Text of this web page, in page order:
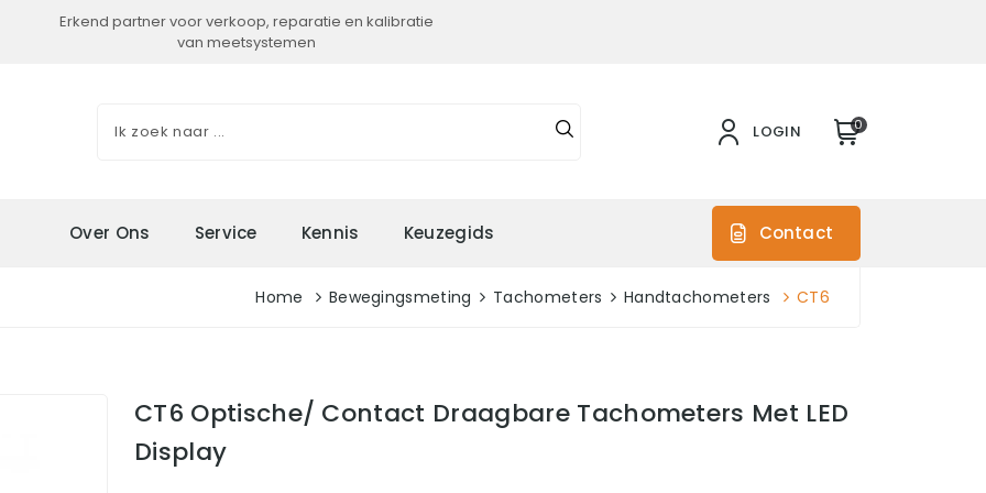
Erkend partner voor verkoop, reparatie en kalibratie
van meetsystemen
LOGIN 0
Over Ons Service Kennis Keuzegids Contact
Home Bewegingsmeting Tachometers Handtachometers CT6
CT6 Optische/ Contact Draagbare Tachometers Met LED
Display